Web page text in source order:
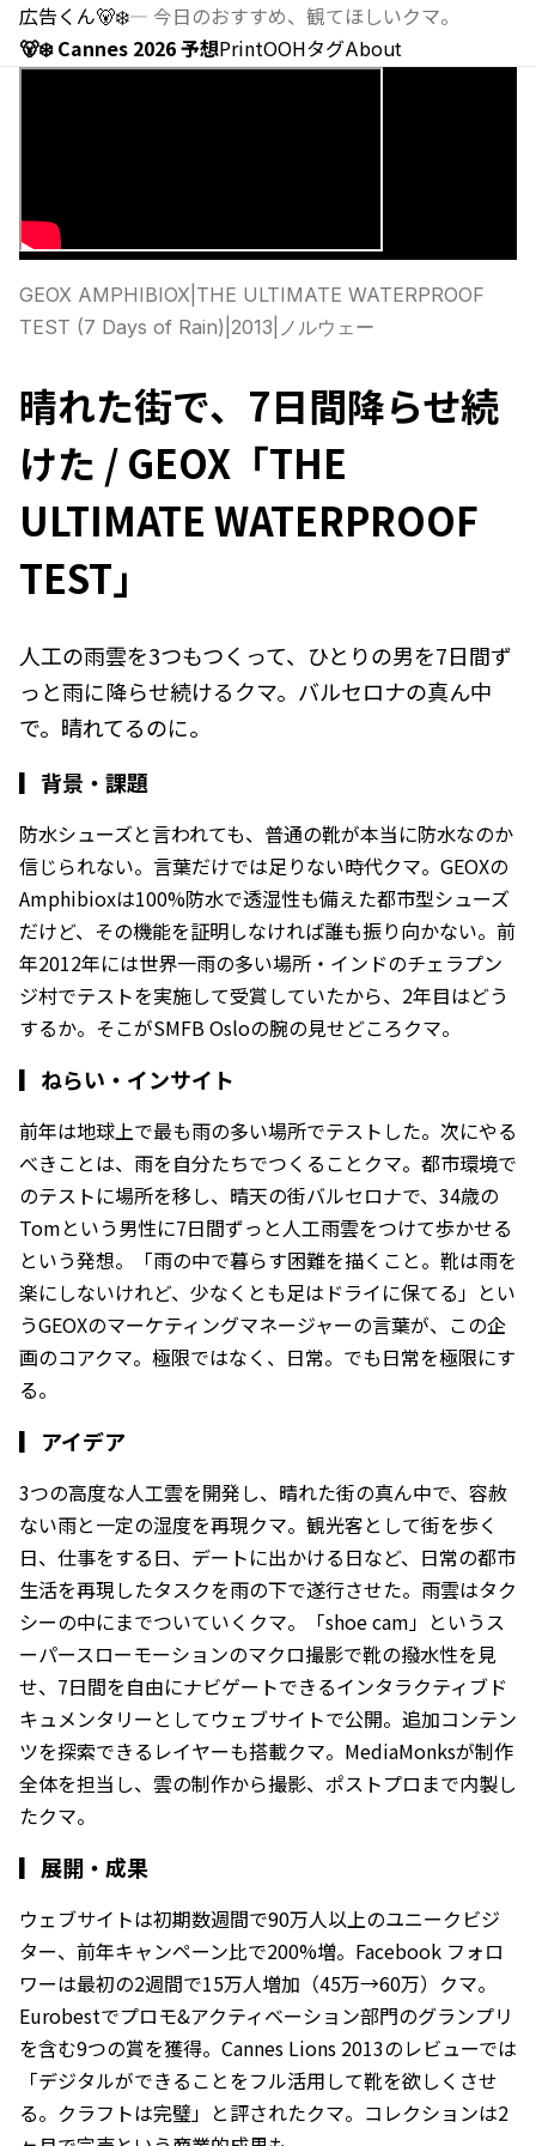
広告くん🐻‍❄️— 今日のおすすめ、観てほしいクマ。
🐻‍❄️ Cannes 2026 予想PrintOOHタグAbout
GEOX AMPHIBIOX THE ULTIMATE WATERPROOF
TEST (7 Days of Rain) 2013 ノルウェー
晴れた街で、7日間降らせ続
けた / GEOX「THE
ULTIMATE WATERPROOF
TEST」
人工の雨雲を3つもつくって、ひとりの男を7日間ず
っと雨に降らせ続けるクマ。バルセロナの真ん中
で。晴れてるのに。
▎ 背景・課題
防水シューズと言われても、普通の靴が本当に防水なのか
信じられない。言葉だけでは足りない時代クマ。GEOXの
Amphibioxは100%防水で透湿性も備えた都市型シューズ
だけど、その機能を証明しなければ誰も振り向かない。前
年2012年には世界一雨の多い場所・インドのチェラプン
ジ村でテストを実施して受賞していたから、2年目はどう
するか。そこがSMFB Osloの腕の見せどころクマ。
▎ ねらい・インサイト
前年は地球上で最も雨の多い場所でテストした。次にやる
べきことは、雨を自分たちでつくることクマ。都市環境で
のテストに場所を移し、晴天の街バルセロナで、34歳の
Tomという男性に7日間ずっと人工雨雲をつけて歩かせる
という発想。「雨の中で暮らす困難を描くこと。靴は雨を
楽にしないけれど、少なくとも足はドライに保てる」とい
うGEOXのマーケティングマネージャーの言葉が、この企
画のコアクマ。極限ではなく、日常。でも日常を極限にす
る。
▎ アイデア
3つの高度な人工雲を開発し、晴れた街の真ん中で、容赦
ない雨と一定の湿度を再現クマ。観光客として街を歩く
日、仕事をする日、デートに出かける日など、日常の都市
生活を再現したタスクを雨の下で遂行させた。雨雲はタク
シーの中にまでついていくクマ。「shoe cam」というス
ーパースローモーションのマクロ撮影で靴の撥水性を見
せ、7日間を自由にナビゲートできるインタラクティブド
キュメンタリーとしてウェブサイトで公開。追加コンテン
ツを探索できるレイヤーも搭載クマ。MediaMonksが制作
全体を担当し、雲の制作から撮影、ポストプロまで内製し
たクマ。
▎ 展開・成果
ウェブサイトは初期数週間で90万人以上のユニークビジ
ター、前年キャンペーン比で200%増。Facebook フォロ
ワーは最初の2週間で15万人増加（45万→60万）クマ。
Eurobestでプロモ&アクティベーション部門のグランプリ
を含む9つの賞を獲得。Cannes Lions 2013のレビューでは
「デジタルができることをフル活用して靴を欲しくさせ
る。クラフトは完璧」と評されたクマ。コレクションは2